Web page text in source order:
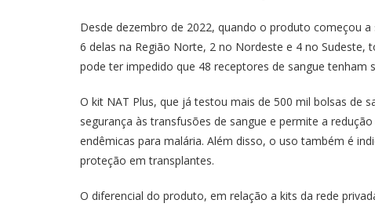
Desde dezembro de 2022, quando o produto começou
6 delas na Região Norte, 2 no Nordeste e 4 no Sudeste,
pode ter impedido que 48 receptores de sangue tenham
O kit NAT Plus, que já testou mais de 500 mil bolsas de
segurança às transfusões de sangue e permite a
endêmicas para malária. Além disso, o uso também é
proteção em transplantes.
O diferencial do produto, em relação a kits da rede